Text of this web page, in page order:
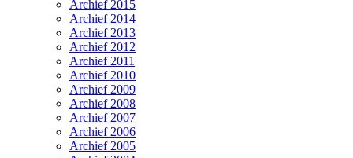
Archief 2015
Archief 2014
Archief 2013
Archief 2012
Archief 2011
Archief 2010
Archief 2009
Archief 2008
Archief 2007
Archief 2006
Archief 2005